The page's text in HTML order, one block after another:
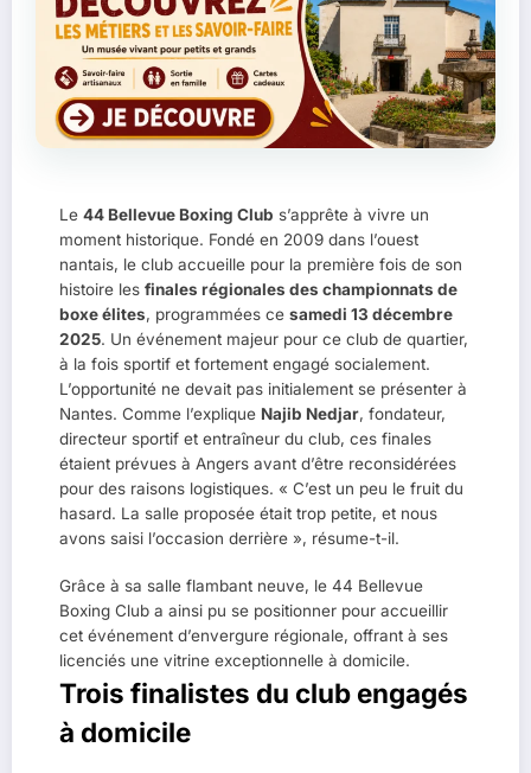
Le 44 Bellevue Boxing Club s’apprête à vivre un
moment historique. Fondé en 2009 dans l’ouest
nantais, le club accueille pour la première fois de son
histoire les finales régionales des championnats de
boxe élites, programmées ce samedi 13 décembre
2025. Un événement majeur pour ce club de quartier,
à la fois sportif et fortement engagé socialement.
L’opportunité ne devait pas initialement se présenter à
Nantes. Comme l’explique Najib Nedjar, fondateur,
directeur sportif et entraîneur du club, ces finales
étaient prévues à Angers avant d’être reconsidérées
pour des raisons logistiques. « C’est un peu le fruit du
hasard. La salle proposée était trop petite, et nous
avons saisi l’occasion derrière », résume-t-il.
Grâce à sa salle flambant neuve, le 44 Bellevue
Boxing Club a ainsi pu se positionner pour accueillir
cet événement d’envergure régionale, offrant à ses
licenciés une vitrine exceptionnelle à domicile.
Trois finalistes du club engagés
à domicile